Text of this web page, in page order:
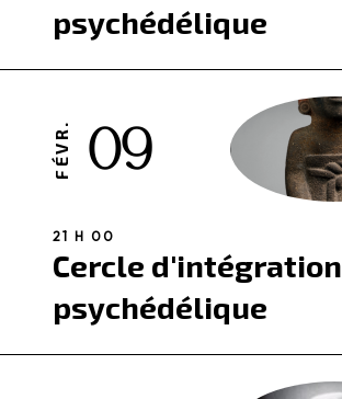
psychédélique
FÉVR. 09
21 H 00
Cercle d'intégration
psychédélique